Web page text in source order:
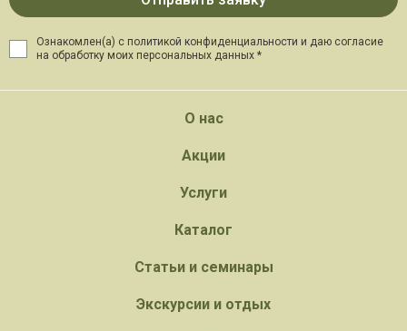
Ознакомлен(а) с политикой конфиденциальности и даю согласие
на обработку моих персональных данных *
О нас
Акции
Услуги
Каталог
Статьи и семинары
Экскурсии и отдых